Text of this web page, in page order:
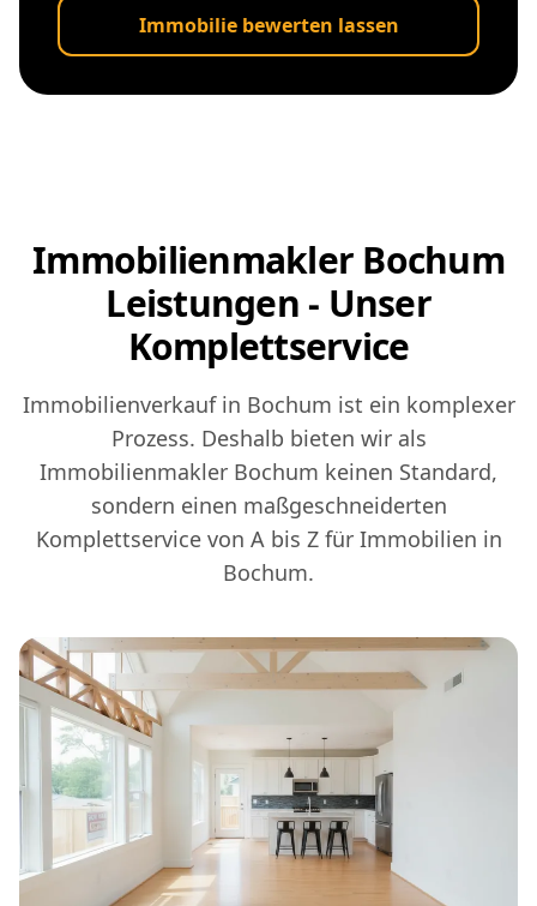
Immobilie bewerten lassen
Immobilienmakler Bochum
Leistungen - Unser
Komplettservice
Immobilienverkauf in Bochum ist ein komplexer
Prozess. Deshalb bieten wir als
Immobilienmakler Bochum keinen Standard,
sondern einen maßgeschneiderten
Komplettservice von A bis Z für Immobilien in
Bochum.